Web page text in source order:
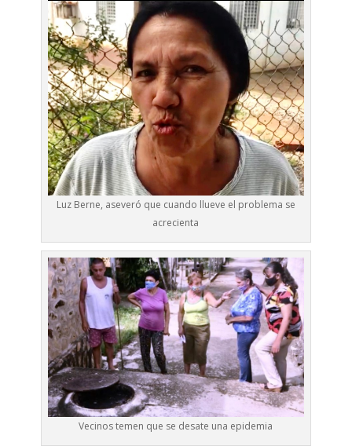
Luz Berne, aseveró que cuando llueve el problema se
acrecienta
Vecinos temen que se desate una epidemia